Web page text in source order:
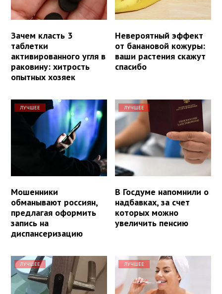
Зачем класть 3
таблетки
активированного угля в
раковину: хитрость
опытных хозяек
Невероятный эффект
от банановой кожуры:
ваши растения скажут
спасибо
ЛУЧШЕЕ
Мошенники
обманывают россиян,
предлагая оформить
запись на
диспансеризацию
ЛУЧШЕЕ
В Госдуме напомнили о
надбавках, за счет
которых можно
увеличить пенсию
ЛУЧШЕЕ ЛУЧШЕЕ